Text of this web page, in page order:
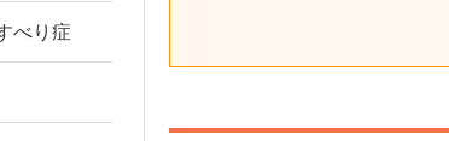
べり症